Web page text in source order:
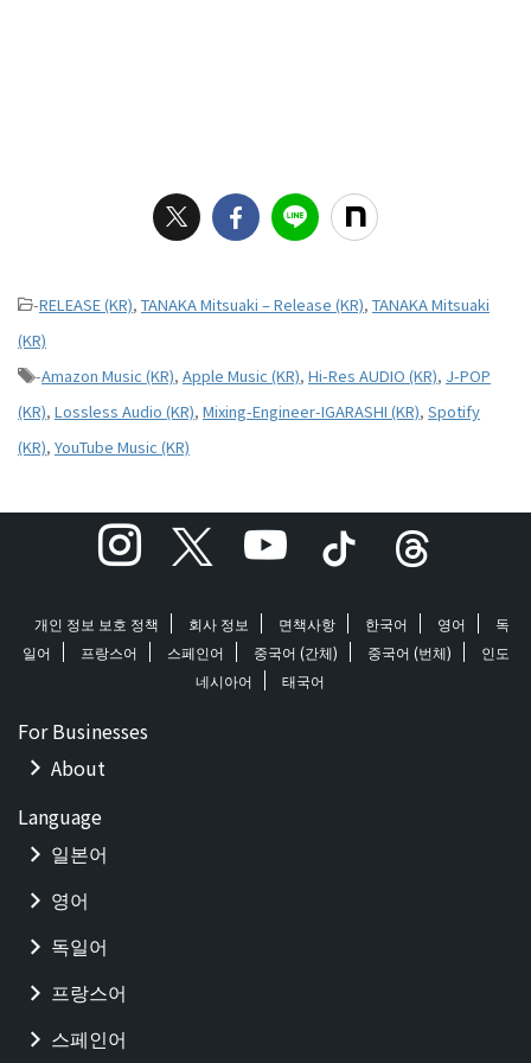
-RELEASE (KR), TANAKA Mitsuaki – Release (KR), TANAKA Mitsuaki
(KR)
-Amazon Music (KR), Apple Music (KR), Hi-Res AUDIO (KR), J-POP
(KR), Lossless Audio (KR), Mixing-Engineer-IGARASHI (KR), Spotify
(KR), YouTube Music (KR)
개인 정보 보호 정책 회사 정보 면책사항 한국어 영어
독
일어
프랑스어 스페인어 중국어 (간체) 중국어 (번체)
인도
네시아어
태국어
For Businesses
About
Language
일본어
영어
독일어
프랑스어
스페인어